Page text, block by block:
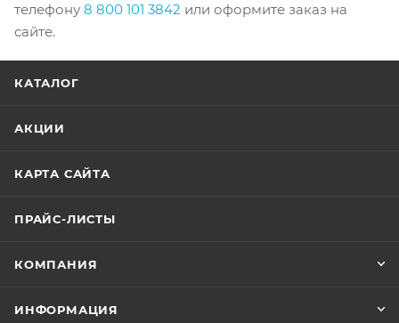
телефону 8 800 101 3842 или оформите заказ на
сайте.
КАТАЛОГ
АКЦИИ
КАРТА САЙТА
ПРАЙС-ЛИСТЫ
КОМПАНИЯ
ИНФОРМАЦИЯ